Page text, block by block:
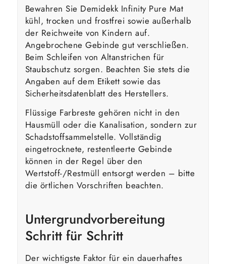
Bewahren Sie Demidekk Infinity Pure Mat
kühl, trocken und frostfrei sowie außerhalb
der Reichweite von Kindern auf.
Angebrochene Gebinde gut verschließen.
Beim Schleifen von Altanstrichen für
Staubschutz sorgen. Beachten Sie stets die
Angaben auf dem Etikett sowie das
Sicherheitsdatenblatt des Herstellers.
Flüssige Farbreste gehören nicht in den
Hausmüll oder die Kanalisation, sondern zur
Schadstoffsammelstelle. Vollständig
eingetrocknete, restentleerte Gebinde
können in der Regel über den
Wertstoff-/Restmüll entsorgt werden – bitte
die örtlichen Vorschriften beachten.
Untergrundvorbereitung
Schritt für Schritt
Der wichtigste Faktor für ein dauerhaftes